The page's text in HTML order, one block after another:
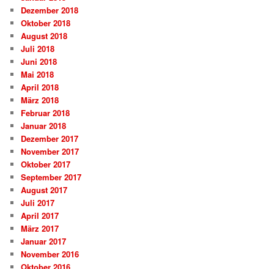
Dezember 2018
Oktober 2018
August 2018
Juli 2018
Juni 2018
Mai 2018
April 2018
März 2018
Februar 2018
Januar 2018
Dezember 2017
November 2017
Oktober 2017
September 2017
August 2017
Juli 2017
April 2017
März 2017
Januar 2017
November 2016